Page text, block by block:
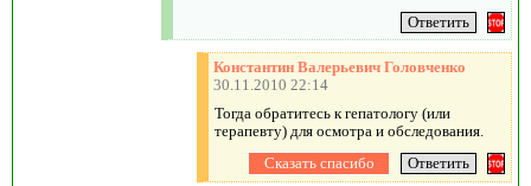
Константин Валерьевич Головченко
30.11.2010 22:14
Тогда обратитесь к гепатологу (или
терапевту) для осмотра и обследования.